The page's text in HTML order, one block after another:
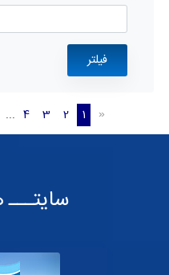
«
1
2
3
4
...